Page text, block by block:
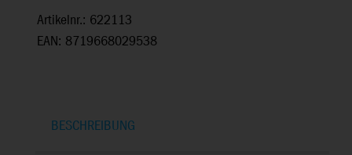
Artikelnr.: 622113
EAN: 8719668029538
BESCHREIBUNG